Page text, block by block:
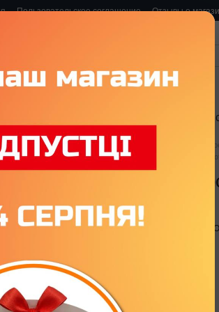
Пользовательское соглашение Отзывы о
Главная Все бумажные
ГЛАВНЫЙ ПОХУИСТ УКРАИНЫ (С
Сувенирное
фото и именем
В наличии Артикул: P0025-C
Формат